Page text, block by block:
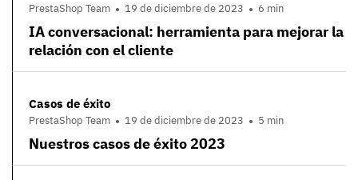
PrestaShop Team 19 de diciembre de 2023 6 min
IA conversacional: herramienta para mejorar la
relación con el cliente
Casos de éxito
PrestaShop Team 19 de diciembre de 2023 5 min
Nuestros casos de éxito 2023